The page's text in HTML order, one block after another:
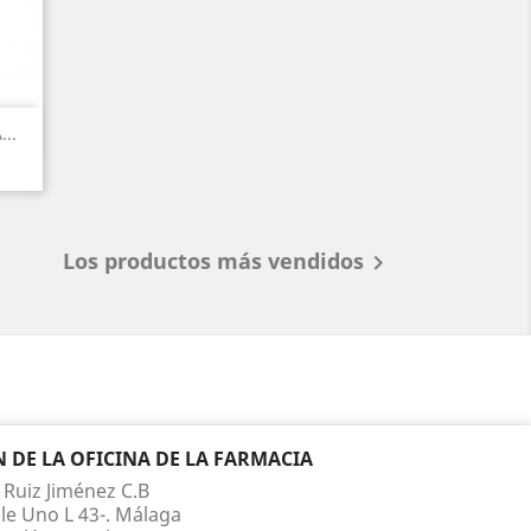
Los productos más vendidos 
LA OFICINA DE LA FARMACIA
Jiménez C.B
Uno L 43-. Málaga